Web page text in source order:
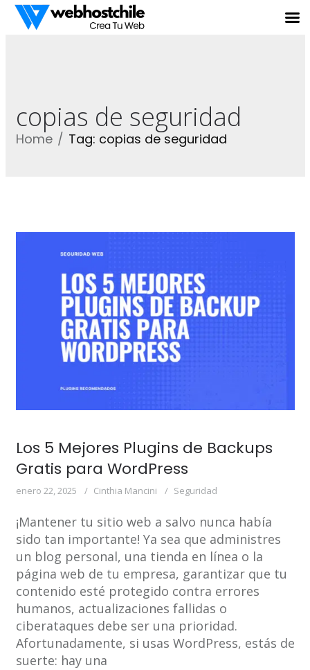
copias de seguridad
Home Tag: copias de seguridad
Los 5 Mejores Plugins de Backups
Gratis para WordPress
enero 22, 2025 Cinthia Mancini Seguridad
¡Mantener tu sitio web a salvo nunca había
sido tan importante! Ya sea que administres
un blog personal, una tienda en línea o la
página web de tu empresa, garantizar que tu
contenido esté protegido contra errores
humanos, actualizaciones fallidas o
ciberataques debe ser una prioridad.
Afortunadamente, si usas WordPress, estás de
suerte: hay una